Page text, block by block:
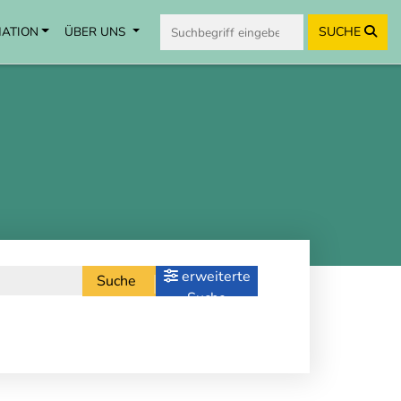
ÜBER UNS SUCHE
Suche
erweiterte
Suche